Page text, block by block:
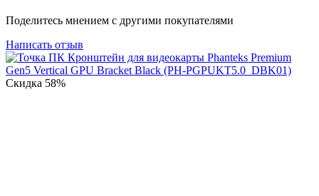
Поделитесь мнением с другими покупателями
Написать отзыв
Скидка 58%